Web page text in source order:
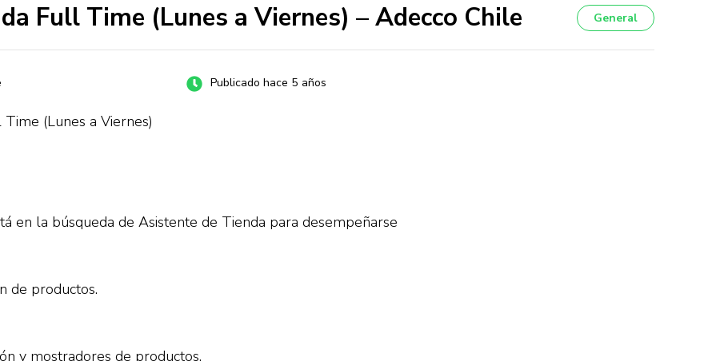
Full Time (Lunes a Viernes) – Adecco Chile General
Publicado hace 5 años
(Lunes a Viernes)
en la búsqueda de Asistente de Tienda para desempeñarse
de productos.
y mostradores de productos.